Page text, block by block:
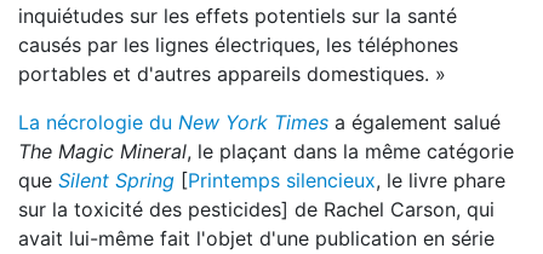
inquiétudes sur les effets potentiels sur la santé
causés par les lignes électriques, les téléphones
portables et d'autres appareils domestiques. »
La nécrologie du New York Times a également salué
The Magic Mineral, le plaçant dans la même catégorie
que Silent Spring [Printemps silencieux, le livre phare
sur la toxicité des pesticides] de Rachel Carson, qui
avait lui-même fait l'objet d'une publication en série